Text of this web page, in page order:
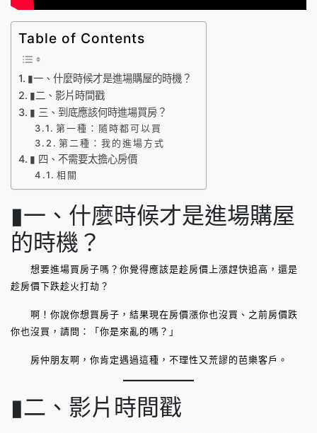
Table of Contents
▮一、什麼時候才是進場購屋的時機？
▮二、影片時間戳
▮ 三、到底應該何時進場買房？
第一種：隨時都可以買
第二種：我的進場方式
▮ 四、不需要太擔心房價
相關
▮一、什麼時候才是進場購屋
的時機？
想要進場買房子嗎？你覺得應該是趁房價上漲趕快追高，還是
趁房價下跌趁火打劫？
啊！你說你想買房子，結果現在房價漲你也沒買、之前房價跌
你也沒買，請問：「你是來亂的嗎？」
房仲朋友啊，你肯定遇過這種，不理性又荒謬的芭樂客戶。
▮二、影片時間戳